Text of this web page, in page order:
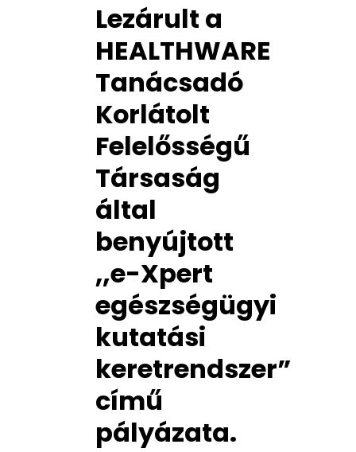
Lezárult a
HEALTHWARE
Tanácsadó
Korlátolt
Felelősségű
Társaság
által
benyújtott
„e-Xpert
egészségügyi
kutatási
keretrendszer”
című
pályázata.